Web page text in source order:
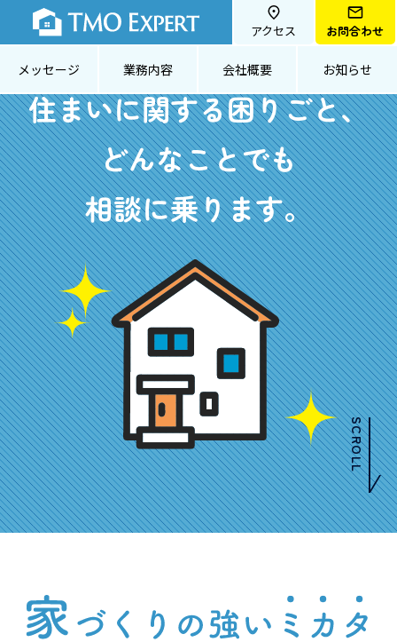
アクセス お問合わせ
メッセージ 業務内容 会社概要 お知らせ
住まいに関する困りごと、
どんなことでも
相談に乗ります。
SCROLL